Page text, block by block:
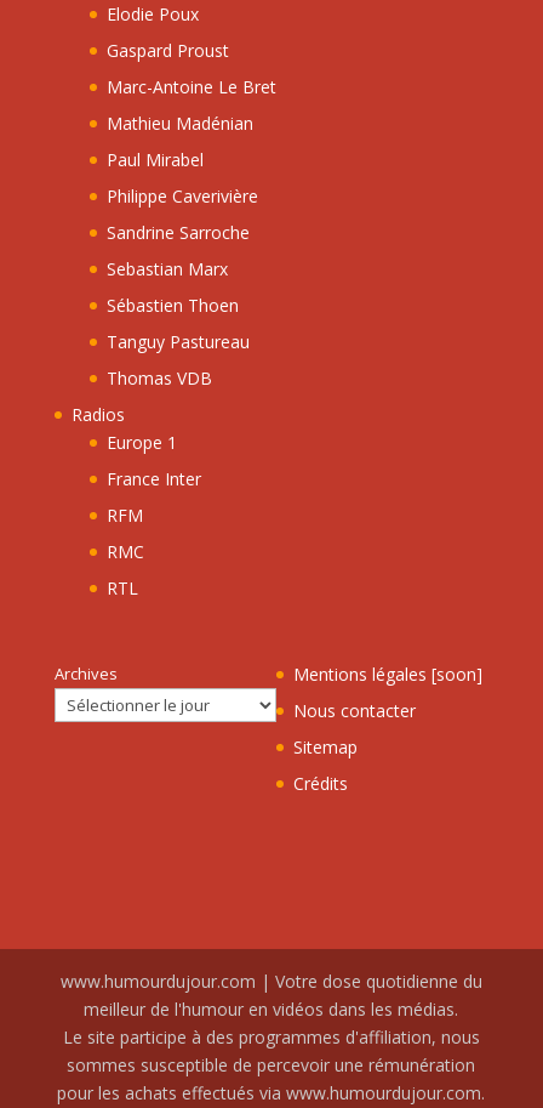
Elodie Poux
Gaspard Proust
Marc-Antoine Le Bret
Mathieu Madénian
Paul Mirabel
Philippe Caverivière
Sandrine Sarroche
Sebastian Marx
Sébastien Thoen
Tanguy Pastureau
Thomas VDB
Radios
Europe 1
France Inter
RFM
RMC
RTL
Archives
Mentions légales [soon]
Nous contacter
Sitemap
Crédits
www.humourdujour.com | Votre dose quotidienne du
meilleur de l'humour en vidéos dans les médias.
Le site participe à des programmes d'affiliation, nous
sommes susceptible de percevoir une rémunération
pour les achats effectués via www.humourdujour.com.